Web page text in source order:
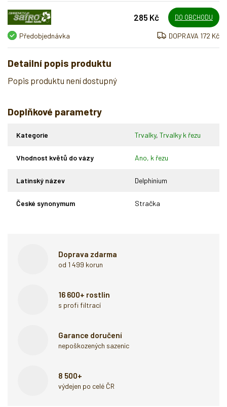
285 Kč DO OBCHODU
Předobjednávka DOPRAVA 172 Kč
Detailní popis produktu
Popis produktu není dostupný
Doplňkové parametry
Kategorie Trvalky, Trvalky k řezu
Vhodnost květů do vázy Ano, k řezu
Latinský název Delphinium
České synonymum Stračka
Doprava zdarma
od 1 499 korun
16 600+ rostlin
s profi filtrací
Garance doručení
nepoškozených sazenic
8 500+
výdejen po celé ČR